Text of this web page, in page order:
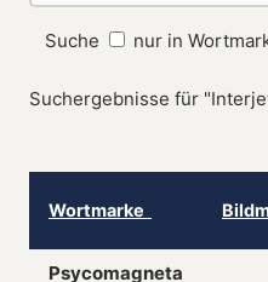
Suche nur in
Suchergebnisse für
Wortmarke
Psycomagneta